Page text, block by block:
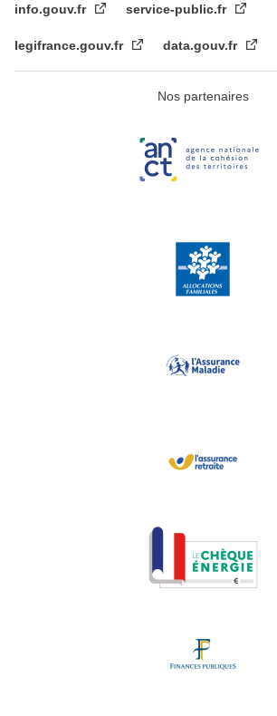
info.gouv.fr service-public.fr
legifrance.gouv.fr data.gouv.fr
Nos partenaires